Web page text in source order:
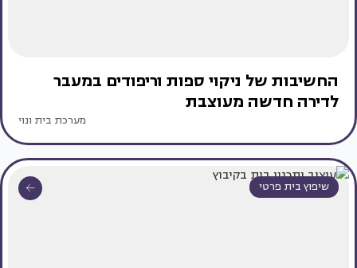
החשיבות של ניקוי ספות וריפודים במעבר
לדירה חדשה מעוצבת
מערכת בית ונוי
שיפוץ בית פרטי